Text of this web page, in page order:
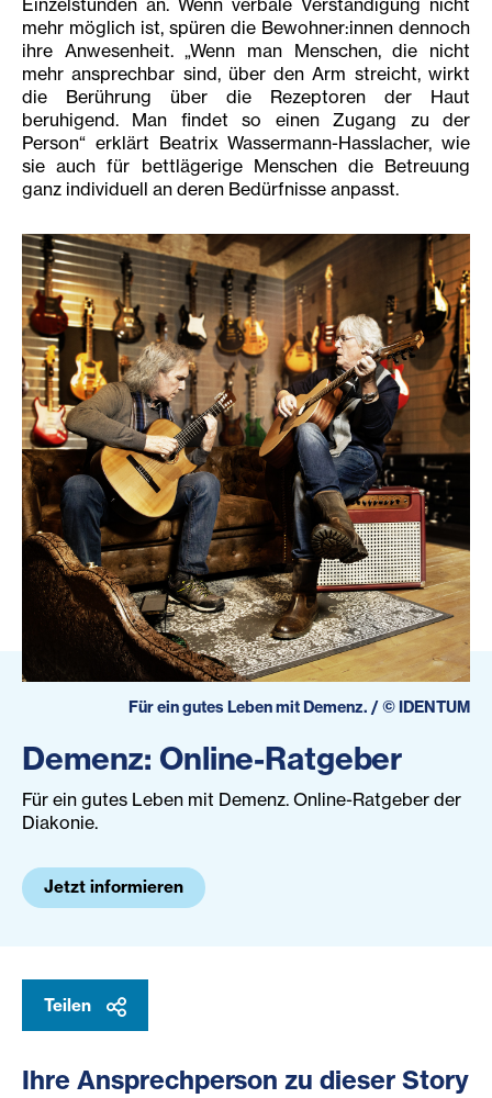
Einzelstunden an. Wenn verbale Verständigung nicht
mehr möglich ist, spüren die Bewohner:innen dennoch
ihre Anwesenheit. „Wenn man Menschen, die nicht
mehr ansprechbar sind, über den Arm streicht, wirkt
die Berührung über die Rezeptoren der Haut
beruhigend. Man findet so einen Zugang zu der
Person“ erklärt Beatrix Wassermann-Hasslacher, wie
sie auch für bettlägerige Menschen die Betreuung
ganz individuell an deren Bedürfnisse anpasst.
Für ein gutes Leben mit Demenz. /©IDENTUM
Demenz: Online-Ratgeber
Für ein gutes Leben mit Demenz. Online-Ratgeber der
Diakonie.
Jetzt informieren
Teilen
Ihre Ansprechperson zu dieser Story